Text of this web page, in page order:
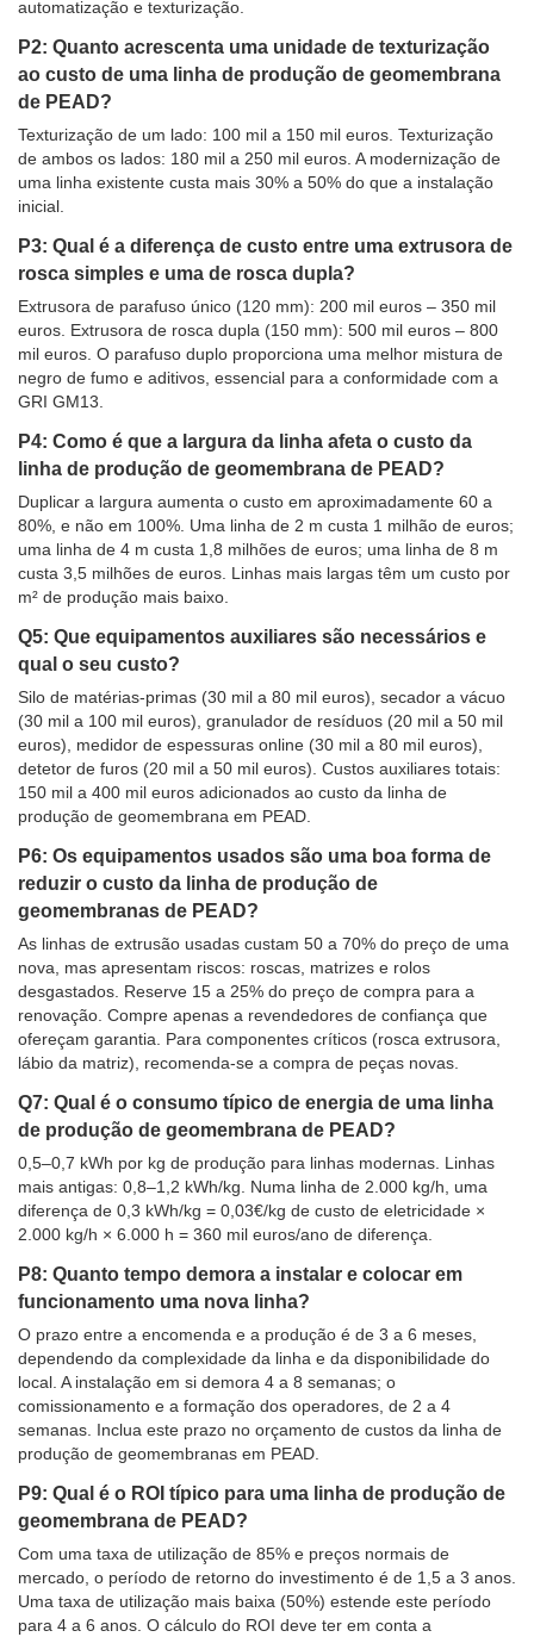
automatização e texturização.
P2: Quanto acrescenta uma unidade de texturização
ao custo de uma linha de produção de geomembrana
de PEAD?
Texturização de um lado: 100 mil a 150 mil euros. Texturização
de ambos os lados: 180 mil a 250 mil euros. A modernização de
uma linha existente custa mais 30% a 50% do que a instalação
inicial.
P3: Qual é a diferença de custo entre uma extrusora de
rosca simples e uma de rosca dupla?
Extrusora de parafuso único (120 mm): 200 mil euros – 350 mil
euros. Extrusora de rosca dupla (150 mm): 500 mil euros – 800
mil euros. O parafuso duplo proporciona uma melhor mistura de
negro de fumo e aditivos, essencial para a conformidade com a
GRI GM13.
P4: Como é que a largura da linha afeta o custo da
linha de produção de geomembrana de PEAD?
Duplicar a largura aumenta o custo em aproximadamente 60 a
80%, e não em 100%. Uma linha de 2 m custa 1 milhão de euros;
uma linha de 4 m custa 1,8 milhões de euros; uma linha de 8 m
custa 3,5 milhões de euros. Linhas mais largas têm um custo por
m² de produção mais baixo.
Q5: Que equipamentos auxiliares são necessários e
qual o seu custo?
Silo de matérias-primas (30 mil a 80 mil euros), secador a vácuo
(30 mil a 100 mil euros), granulador de resíduos (20 mil a 50 mil
euros), medidor de espessuras online (30 mil a 80 mil euros),
detetor de furos (20 mil a 50 mil euros). Custos auxiliares totais:
150 mil a 400 mil euros adicionados ao custo da linha de
produção de geomembrana em PEAD.
P6: Os equipamentos usados ​​são uma boa forma de
reduzir o custo da linha de produção de
geomembranas de PEAD?
As linhas de extrusão usadas custam 50 a 70% do preço de uma
nova, mas apresentam riscos: roscas, matrizes e rolos
desgastados. Reserve 15 a 25% do preço de compra para a
renovação. Compre apenas a revendedores de confiança que
ofereçam garantia. Para componentes críticos (rosca extrusora,
lábio da matriz), recomenda-se a compra de peças novas.
Q7: Qual é o consumo típico de energia de uma linha
de produção de geomembrana de PEAD?
0,5–0,7 kWh por kg de produção para linhas modernas. Linhas
mais antigas: 0,8–1,2 kWh/kg. Numa linha de 2.000 kg/h, uma
diferença de 0,3 kWh/kg = 0,03€/kg de custo de eletricidade ×
2.000 kg/h × 6.000 h = 360 mil euros/ano de diferença.
P8: Quanto tempo demora a instalar e colocar em
funcionamento uma nova linha?
O prazo entre a encomenda e a produção é de 3 a 6 meses,
dependendo da complexidade da linha e da disponibilidade do
local. A instalação em si demora 4 a 8 semanas; o
comissionamento e a formação dos operadores, de 2 a 4
semanas. Inclua este prazo no orçamento de custos da linha de
produção de geomembranas em PEAD.
P9: Qual é o ROI típico para uma linha de produção de
geomembrana de PEAD?
Com uma taxa de utilização de 85% e preços normais de
mercado, o período de retorno do investimento é de 1,5 a 3 anos.
Uma taxa de utilização mais baixa (50%) estende este período
para 4 a 6 anos. O cálculo do ROI deve ter em conta a